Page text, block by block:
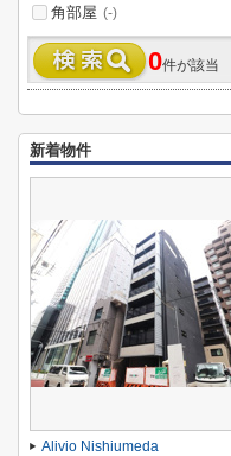
角部屋 (-)
0件が該当
新着物件
Alivio Nishiumeda